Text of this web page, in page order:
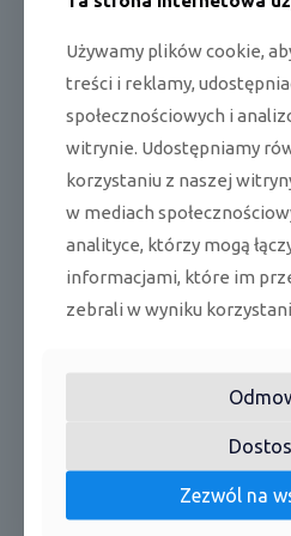
Ciśnieni
e
zne
(wysoki
d
z
e
e
d
A
)
7
g
a
ni
50
netto
m
×
2
63
79
9×
29
Używamy plików cookie,
treści i reklamy,
społecznościowych i
witrynie. Udostępniamy
korzystaniu z naszej
w mediach
analityce, którzy mogą
informacjami, które im
zebrali w wyniku
Zezwól na